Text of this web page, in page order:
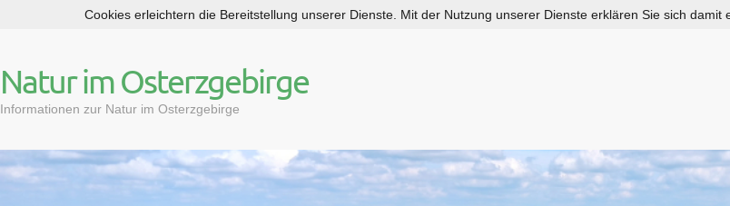
p
t
c
o
Natur im Osterzgebirge
Informationen zur Natur im Osterzgebirge
Cookies erleichtern die Bereitstellung unserer Dienste. Mit der Nutzung unserer Dienste erklären Sie sich damit